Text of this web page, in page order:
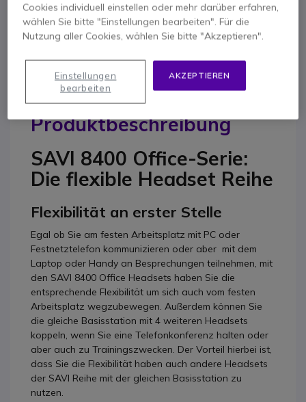
Kontaktieren Sie uns -Kostenlos anrufen
+49 30 30807701
F.A.Q Live Chat
Produktbeschreibung
SAVI 8400 Office-Serie:
Die flexible Headset Reihe
Flexibilität an erster Stelle
Egal ob Sie am festen Arbeitsplatz mit PC oder
Festnetztelefon kommunizieren oder aber mit dem
Laptop oder Handy an Besprechungen teilnehmen, mit
den SAVI 8400 Office Headsets haben Sie die
entsprechende Flexibilität um sich auch vom festen
Arbeitsplatz wegzubewegen. Außerdem können Sie
die gleiche Basisstation mit 4 weiteren Headsets
koppeln, wenn Sie eine Telefonkonferenz halten oder
aber auch zu Trainingszwecken. Der Vorteil hierbei ist,
dass Sie die Flexibilität haben auch andere Headsets
der SAVI Reihe mit der gleichen Basisstation zu
nutzen.
Cookies individuell einstellen oder mehr darüber erfahren,
wählen Sie bitte "Einstellungen bearbeiten". Für die
Nutzung aller Cookies, wählen Sie bitte "Akzeptieren".
AKZEPTIEREN
Einstellungen
bearbeiten